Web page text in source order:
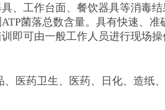
、工作台面、餐饮器具等消毒
菌落总数含量。具有快速、
即可由一般工作人员进行现场操
、医药卫生、医药、日化、造纸